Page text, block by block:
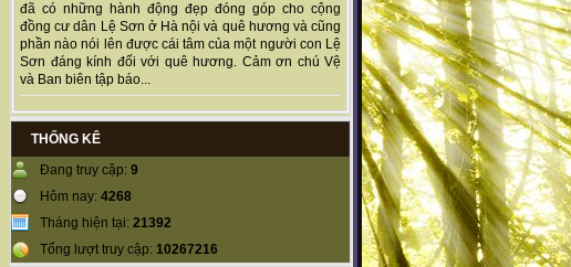
đã có những hành động đẹp đóng góp cho cộng
đồng cư dân Lệ Sơn ở Hà nội và quê hương và cũng
phần nào nói lên được cái tâm của một người con Lệ
Sơn đáng kính đối với quê hương. Cảm ơn chú Vệ
và Ban biên tập báo...
THỐNG KÊ
Đang truy cập: 9
Hôm nay: 4268
Tháng hiện tại: 21392
Tổng lượt truy cập: 10267216